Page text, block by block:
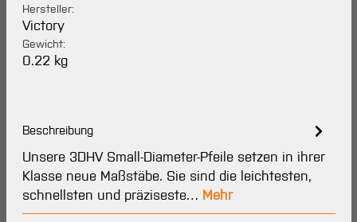
Hersteller:
Victory
Gewicht:
0.22 kg
Beschreibung
Unsere 3DHV Small-Diameter-Pfeile setzen in ihrer
Klasse neue Maßstäbe. Sie sind die leichtesten,
schnellsten und präziseste… Mehr